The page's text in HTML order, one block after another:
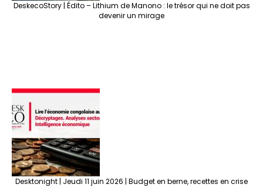
DeskecoStory | Édito – Lithium de Manono : le trésor qui ne doit pas
devenir un mirage
Desktonight | Jeudi 11 juin 2026 | Budget en berne, recettes en crise